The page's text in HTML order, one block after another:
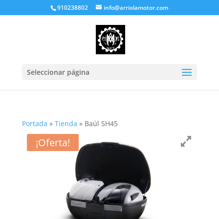
910238802 info@arriolamotor.com
Seleccionar página
Portada » Tienda » Baúl SH45
¡Oferta!